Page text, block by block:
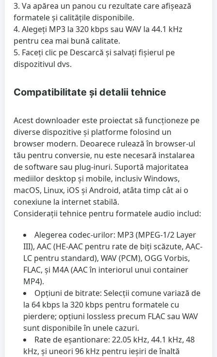
Va apărea un panou cu rezultate care afișează
formatele și calitățile disponibile.
Alegeți MP3 la 320 kbps sau WAV la 44.1 kHz
pentru cea mai bună calitate.
Faceți clic pe Descarcă și salvați fișierul pe
dispozitivul dvs.
Compatibilitate și detalii tehnice
Acest downloader este proiectat să funcționeze pe
diverse dispozitive și platforme folosind un
browser modern. Deoarece rulează în browser-ul
tău pentru conversie, nu este necesară instalarea
de software sau plug-inuri. Suportă majoritatea
mediilor desktop și mobile, inclusiv Windows,
macOS, Linux, iOS și Android, atâta timp cât ai o
conexiune la internet stabilă.
Considerații tehnice pentru formatele audio includ:
Alegerea codec-urilor: MP3 (MPEG-1/2 Layer
III), AAC (HE-AAC pentru rate de biți scăzute, AAC-
LC pentru standard), WAV (PCM), OGG Vorbis,
FLAC, și M4A (AAC în interiorul unui container
MP4).
Opțiuni de bitrate: Selecții comune variază de
la 64 kbps la 320 kbps pentru formatele cu
pierdere; opțiuni lossless precum FLAC sau WAV
sunt disponibile în unele cazuri.
Rate de eșantionare: 22.05 kHz, 44.1 kHz, 48
kHz, și uneori 96 kHz pentru ieșiri de înaltă